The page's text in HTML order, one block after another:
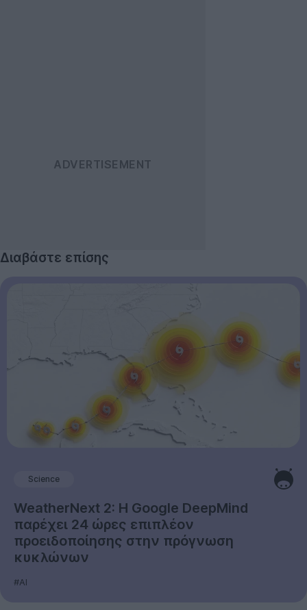
Διαβάστε επίσης
Science
WeatherNext 2: Η Google DeepMind
παρέχει 24 ώρες επιπλέον
προειδοποίησης στην πρόγνωση
κυκλώνων
#AI